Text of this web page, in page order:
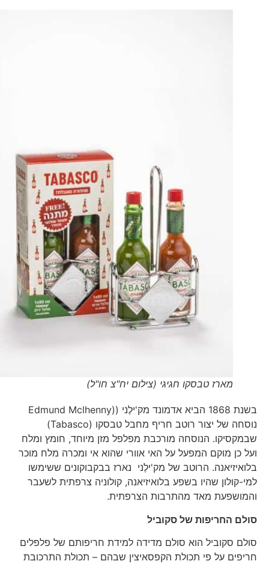
מארז טבסקו חגיגי (צילום יח"צ חו"ל)
בשנת 1868 הביא אדמונד מק'ילֶני ((Edmund Mclhenny
נוסחה של יצור רוטב חריף מחבל טבסקו (Tabasco)
שבמקסיקו. הנוסחה מורכבת מפלפל מזן מיוחד, חומץ ומלח
ועל כן מוקם המפעל על האי אוורי שהוא אי ומכרה מלח מוכר
בלואיזיאנה. הרוטב של מק'ילֶני נארז בבקבוקונים ששימשו
למי-קולון שהיו בשפע בלואיזיאנה, קולוניה צרפתית לשעבר
והמושפעת מאד מהתרבות הצרפתית.
סולם החריפות של סקוביל
סולם סקוביל הוא סולם מדידה למידת חריפותם של פלפלים
חריפים על פי תכולת הקפסאיצין שבהם – תכולת התרכובת